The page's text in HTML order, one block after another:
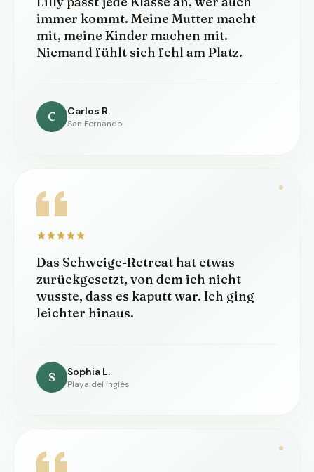
immer kommt. Meine Mutter macht
mit, meine Kinder machen mit.
Niemand fühlt sich fehl am Platz.
C Carlos R.
San Fernando
Das Schweige-Retreat hat etwas
zurückgesetzt, von dem ich nicht
wusste, dass es kaputt war. Ich ging
leichter hinaus.
S Sophia L.
Playa del Inglés